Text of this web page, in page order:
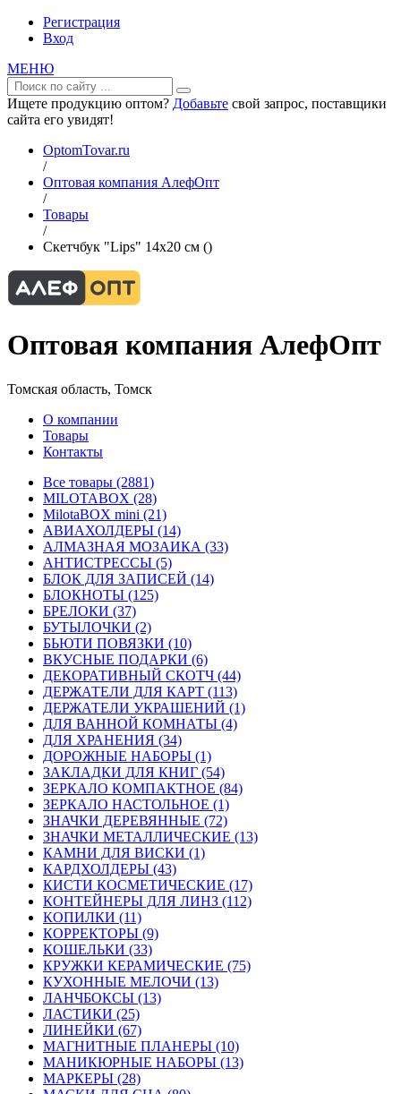
Регистрация
Вход
МЕНЮ
Ищете продукцию оптом? Добавьте свой запрос, поставщики
сайта его увидят!
OptomTovar.ru
/
Оптовая компания АлефОпт
/
Товары
/
Скетчбук "Lips" 14х20 см ()
Оптовая компания АлефОпт
Томская область, Томск
О компании
Товары
Контакты
Все товары (2881)
MILOTABOX (28)
MilotaBOX mini (21)
АВИАХОЛДЕРЫ (14)
АЛМАЗНАЯ МОЗАИКА (33)
АНТИСТРЕССЫ (5)
БЛОК ДЛЯ ЗАПИСЕЙ (14)
БЛОКНОТЫ (125)
БРЕЛОКИ (37)
БУТЫЛОЧКИ (2)
БЬЮТИ ПОВЯЗКИ (10)
ВКУСНЫЕ ПОДАРКИ (6)
ДЕКОРАТИВНЫЙ СКОТЧ (44)
ДЕРЖАТЕЛИ ДЛЯ КАРТ (113)
ДЕРЖАТЕЛИ УКРАШЕНИЙ (1)
ДЛЯ ВАННОЙ КОМНАТЫ (4)
ДЛЯ ХРАНЕНИЯ (34)
ДОРОЖНЫЕ НАБОРЫ (1)
ЗАКЛАДКИ ДЛЯ КНИГ (54)
ЗЕРКАЛО КОМПАКТНОЕ (84)
ЗЕРКАЛО НАСТОЛЬНОЕ (1)
ЗНАЧКИ ДЕРЕВЯННЫЕ (72)
ЗНАЧКИ МЕТАЛЛИЧЕСКИЕ (13)
КАМНИ ДЛЯ ВИСКИ (1)
КАРДХОЛДЕРЫ (43)
КИСТИ КОСМЕТИЧЕСКИЕ (17)
КОНТЕЙНЕРЫ ДЛЯ ЛИНЗ (112)
КОПИЛКИ (11)
КОРРЕКТОРЫ (9)
КОШЕЛЬКИ (33)
КРУЖКИ КЕРАМИЧЕСКИЕ (75)
КУХОННЫЕ МЕЛОЧИ (13)
ЛАНЧБОКСЫ (13)
ЛАСТИКИ (25)
ЛИНЕЙКИ (67)
МАГНИТНЫЕ ПЛАНЕРЫ (10)
МАНИКЮРНЫЕ НАБОРЫ (13)
МАРКЕРЫ (28)